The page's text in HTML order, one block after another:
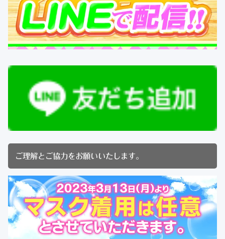
ご理解とご協力をお願いいたします。